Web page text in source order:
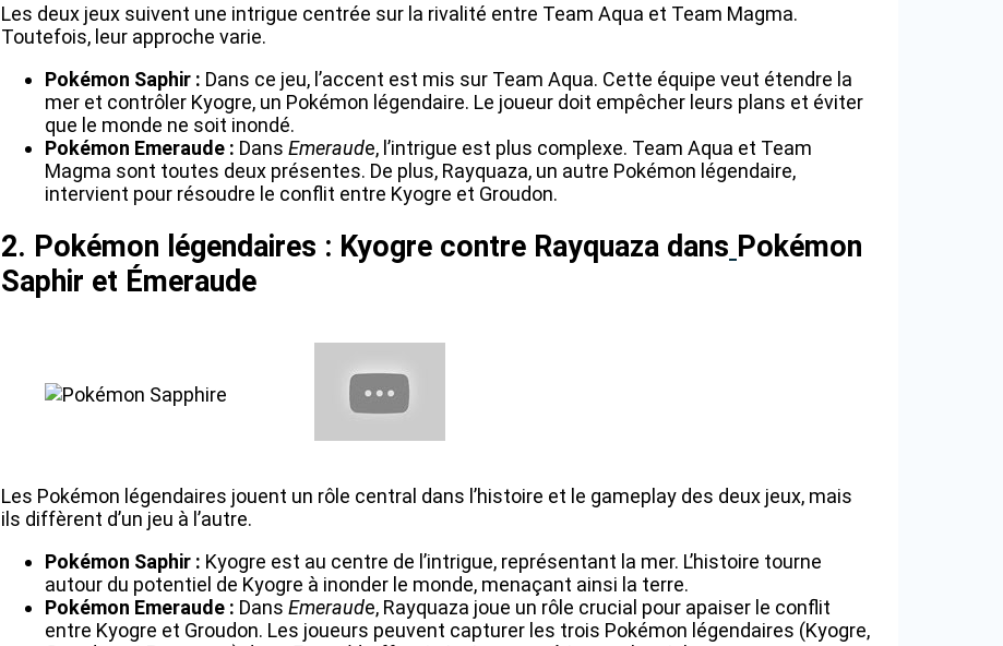
Les deux jeux suivent une intrigue centrée sur la rivalité entre Team Aqua et Team Magma.
Toutefois, leur approche varie.
Pokémon Saphir : Dans ce jeu, l’accent est mis sur Team Aqua. Cette équipe veut étendre la
mer et contrôler Kyogre, un Pokémon légendaire. Le joueur doit empêcher leurs plans et éviter
que le monde ne soit inondé.
Pokémon Emeraude : Dans Emeraude, l’intrigue est plus complexe. Team Aqua et Team
Magma sont toutes deux présentes. De plus, Rayquaza, un autre Pokémon légendaire,
intervient pour résoudre le conflit entre Kyogre et Groudon.
2. Pokémon légendaires : Kyogre contre Rayquaza dans Pokémon
Saphir et Émeraude
Les Pokémon légendaires jouent un rôle central dans l’histoire et le gameplay des deux jeux, mais
ils diffèrent d’un jeu à l’autre.
Pokémon Saphir : Kyogre est au centre de l’intrigue, représentant la mer. L’histoire tourne
autour du potentiel de Kyogre à inonder le monde, menaçant ainsi la terre.
Pokémon Emeraude : Dans Emeraude, Rayquaza joue un rôle crucial pour apaiser le conflit
entre Kyogre et Groudon. Les joueurs peuvent capturer les trois Pokémon légendaires (Kyogre,